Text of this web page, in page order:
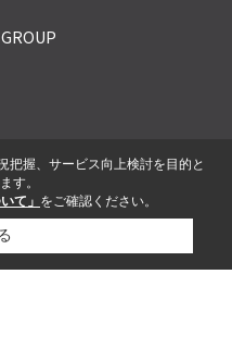
把握、サービス向上検討を目的と
す。
て」 をご確認ください。